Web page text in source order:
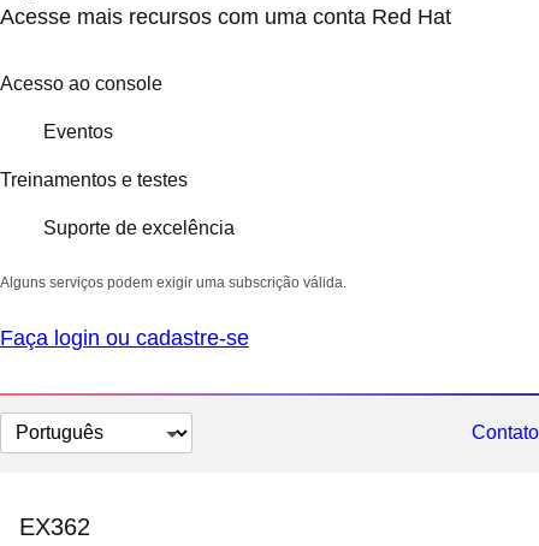
Acesse mais recursos com uma conta Red Hat
Acesso ao console
Eventos
Treinamentos e testes
Suporte de excelência
Alguns serviços podem exigir uma subscrição válida.
Faça login ou cadastre-se
Selecionar
idioma
Contato
EX362